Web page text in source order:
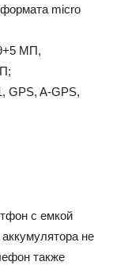
micro
МП,
GPS, A-GPS,
с емкой
не
также